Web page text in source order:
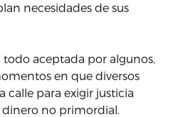
necesidades de sus
aceptada por algunos,
en que diversos
calle para exigir justicia
dinero no primordial.